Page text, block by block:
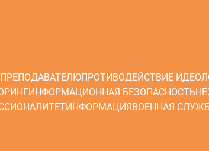
ПРЕПОДАВАТЕЛЮПРОТИВОДЕЙСТВИЕ
ИНФОРМАЦИОННАЯ БЕЗОПАСНОСТЬ
ИНФОРМАЦИЯВОЕННАЯ